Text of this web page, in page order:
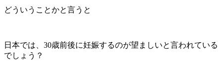
どういうことかと言うと
日本では、30歳前後に妊娠するのが望ましいと言われている
でしょう？